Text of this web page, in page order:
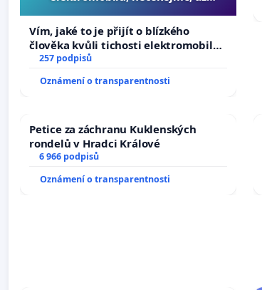
auta!
Vím, jaké to je přijít o blízkého
člověka kvůli tichosti elektromobilů,
nečekejme, až přibydou další,
zaveďme slyšitelná auta!
257 podpisů
Oznámení o transparentnosti
Petice za záchranu Kuklenských
rondelů v Hradci Králové
6 966 podpisů
Oznámení o transparentnosti